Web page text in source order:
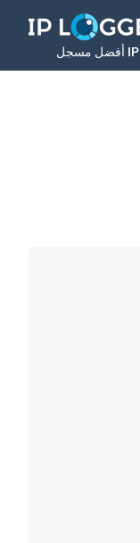
أفضل مسجل IP